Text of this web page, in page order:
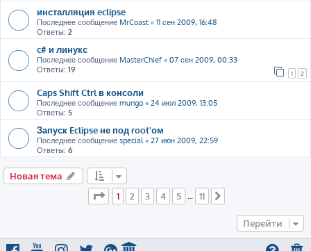
инсталляция eclipse
Последнее сообщение MrCoast « 11 сен 2009, 16:48
Ответы: 2
c# и линукс
Последнее сообщение MasterChief « 07 сен 2009, 00:33
Ответы: 19 1 2
Caps Shift Ctrl в консоли
Последнее сообщение mungo « 24 июл 2009, 13:05
Ответы: 5
Запуск Eclipse не под root'ом
Последнее сообщение special« 27 июн 2009, 22:59
Ответы: 6
Новая тема
Страница
из
1 2 3 4 5 … 11
Перейти